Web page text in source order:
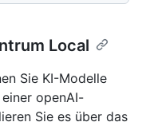
Local
Sie KI-Modelle
openAI-
Sie es über das